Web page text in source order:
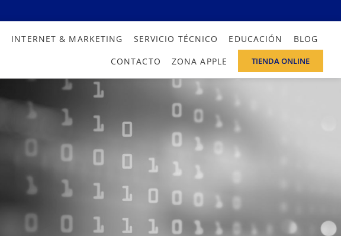
INTERNET & MARKETING SERVICIO TÉCNICO EDUCACIÓN
BLOG
CONTACTO
ZONA APPLE TIENDA ONLINE